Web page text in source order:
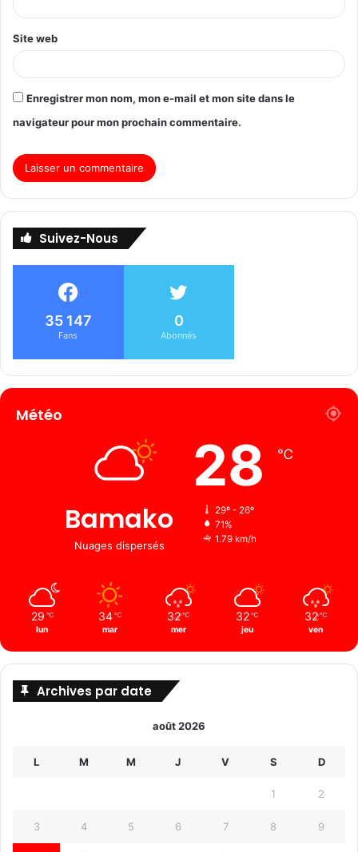
Site web
Enregistrer mon nom, mon e-mail et mon site dans le
navigateur pour mon prochain commentaire.
Suivez-Nous
35 147
Fans
0
Abonnés
Météo
Bamako
Nuages ​​dispersés
28 ℃
29º - 26º
71%
1.79 km/h
29 ℃
lun
34 ℃
mar
32 ℃
mer
32 ℃
jeu
32 ℃
ven
Archives par date
août 2026
L M M J V S D
1 2
3 4 5 6 7 8 9